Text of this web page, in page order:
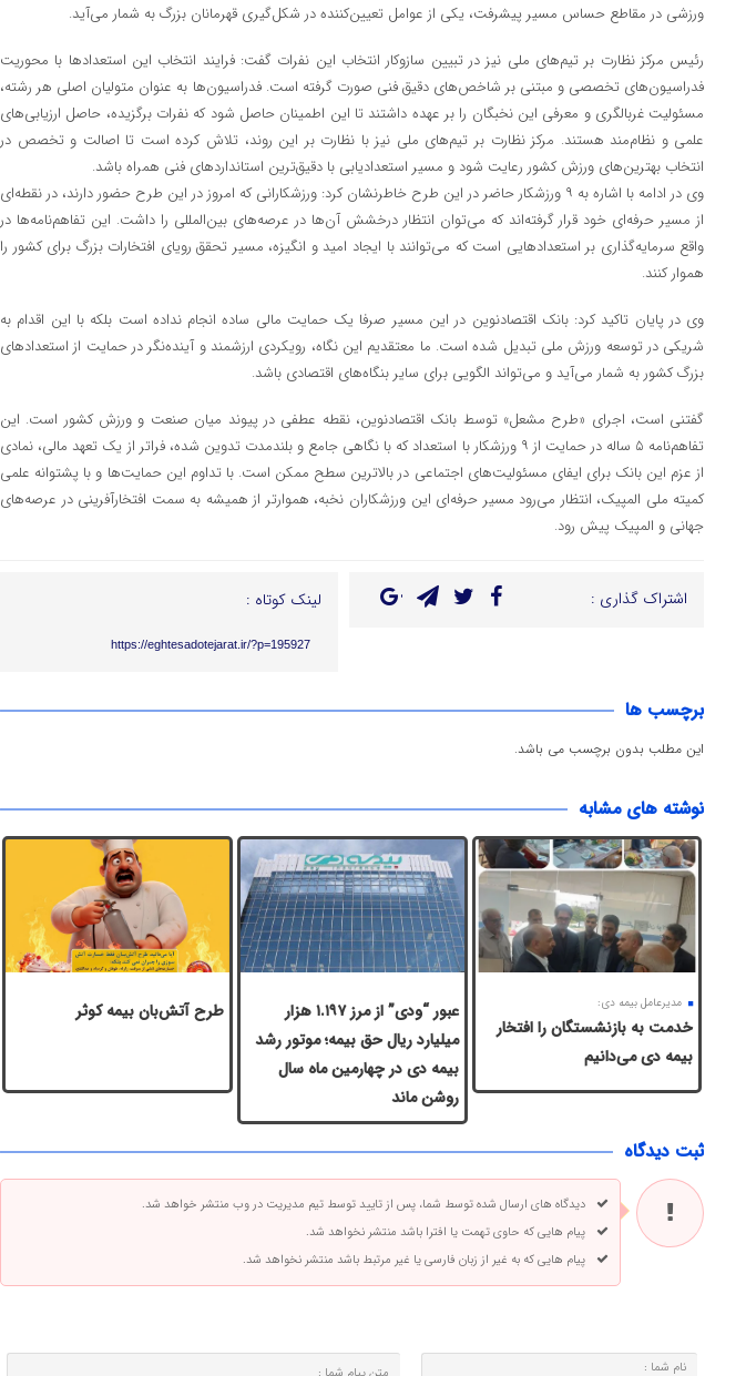
ورزشی در مقاطع حساس مسیر پیشرفت، یکی از عوامل تعیین‌کننده در شکل‌گیری قهرمانان بزرگ به شمار می‌آید.
رئیس مرکز نظارت بر تیم‌های ملی نیز در تبیین سازوکار انتخاب این نفرات گفت: فرایند انتخاب این استعدادها با محوریت
فدراسیون‌های تخصصی و مبتنی بر شاخص‌های دقیق فنی صورت گرفته است. فدراسیون‌ها به عنوان متولیان اصلی هر رشته،
مسئولیت غربالگری و معرفی این نخبگان را بر عهده داشتند تا این اطمینان حاصل شود که نفرات برگزیده، حاصل ارزیابی‌های
علمی و نظام‌مند هستند. مرکز نظارت بر تیم‌های ملی نیز با نظارت بر این روند، تلاش کرده است تا اصالت و تخصص در
انتخاب بهترین‌های ورزش کشور رعایت شود و مسیر استعدادیابی با دقیق‌ترین استانداردهای فنی همراه باشد.
وی در ادامه با اشاره به ۹ ورزشکار حاضر در این طرح خاطرنشان کرد: ورزشکارانی که امروز در این طرح حضور دارند، در نقطه‌ای
از مسیر حرفه‌ای خود قرار گرفته‌اند که می‌توان انتظار درخشش آن‌ها در عرصه‌های بین‌المللی را داشت. این تفاهم‌نامه‌ها در
واقع سرمایه‌گذاری بر استعدادهایی است که می‌توانند با ایجاد امید و انگیزه، مسیر تحقق رویای افتخارات بزرگ برای کشور را
هموار کنند.
وی در پایان تاکید کرد: بانک اقتصادنوین در این مسیر صرفا یک حمایت مالی ساده انجام نداده است بلکه با این اقدام به
شریکی در توسعه ورزش ملی تبدیل شده است. ما معتقدیم این نگاه، رویکردی ارزشمند و آینده‌نگر در حمایت از استعدادهای
بزرگ کشور به شمار می‌آید و می‌تواند الگویی برای سایر بنگاه‌های اقتصادی باشد.
گفتنی است، اجرای «طرح مشعل» توسط بانک اقتصادنوین، نقطه عطفی در پیوند میان صنعت و ورزش کشور است. این
تفاهم‌نامه ۵ ساله در حمایت از ۹ ورزشکار با استعداد که با نگاهی جامع و بلندمدت تدوین شده، فراتر از یک تعهد مالی، نمادی
از عزم این بانک برای ایفای مسئولیت‌های اجتماعی در بالاترین سطح ممکن است. با تداوم این حمایت‌ها و با پشتوانه علمی
کمیته ملی المپیک، انتظار می‌رود مسیر حرفه‌ای این ورزشکاران نخبه، هموارتر از همیشه به سمت افتخارآفرینی در عرصه‌های
جهانی و المپیک پیش رود.
اشتراک گذاری : لینک کوتاه :
https://eghtesadotejarat.ir/?p=195927
برچسب ها
این مطلب بدون برچسب می باشد.
نوشته های مشابه
مدیرعامل بیمه دی:
خدمت به بازنشستگان‌ را افتخار
بیمه دی می‌دانیم
عبور “ودی” از مرز ۱.۱۹۷ هزار
میلیارد ریال حق بیمه؛ موتور رشد
بیمه دی در چهارمین ماه سال
روشن ماند
طرح آتش‌بان بیمه کوثر
ثبت دیدگاه
دیدگاه های ارسال شده توسط شما، پس از تایید توسط تیم مدیریت در وب منتشر خواهد شد.
پیام هایی که حاوی تهمت یا افترا باشد منتشر نخواهد شد.
پیام هایی که به غیر از زبان فارسی یا غیر مرتبط باشد منتشر نخواهد شد.